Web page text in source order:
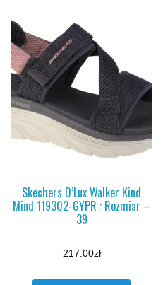
Skechers D’Lux Walker Kind
Mind 119302-GYPR : Rozmiar –
39
217.00zł